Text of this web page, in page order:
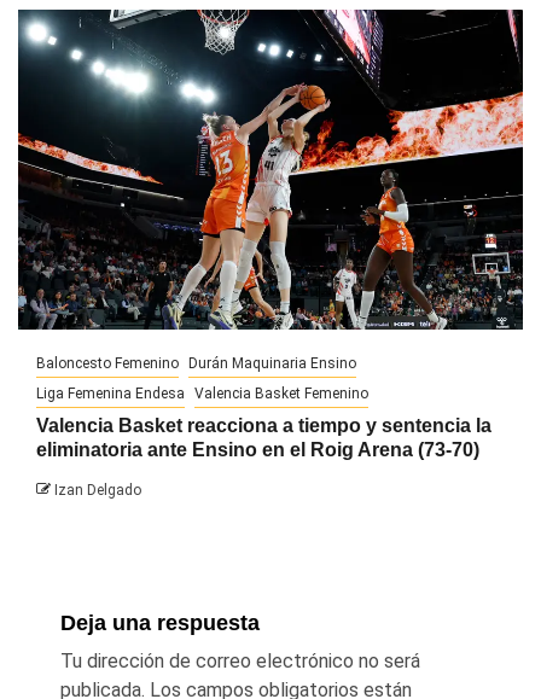
Baloncesto Femenino Durán Maquinaria Ensino
Liga Femenina Endesa
Valencia Basket Femenino
Valencia Basket reacciona a tiempo y sentencia la
eliminatoria ante Ensino en el Roig Arena (73-70)
Izan Delgado
Deja una respuesta
Tu dirección de correo electrónico no será
publicada. Los campos obligatorios están